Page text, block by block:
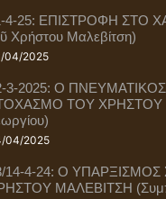
4-25: ΕΠΙΣΤΡΟΦΗ ΣΤΟ
Χρήστου Μαλεβίτση)
04/2025
3-2025: Ο
ΤΟΥ ΧΡΗΣΤΟΥ
04/2025
14-4-24: Ο
ΜΑΛΕΒΙΤΣΗ